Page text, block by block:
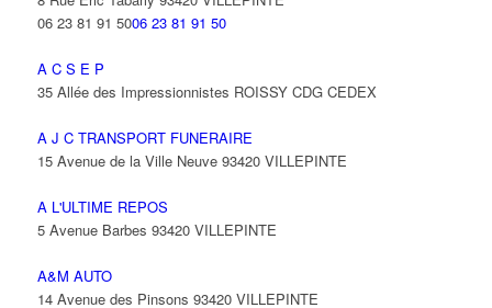
06 23 81 91 5006 23 81 91 50
A C S E P
35 Allée des Impressionnistes ROISSY CDG CEDEX
A J C TRANSPORT FUNERAIRE
15 Avenue de la Ville Neuve 93420 VILLEPINTE
A L'ULTIME REPOS
5 Avenue Barbes 93420 VILLEPINTE
A&M AUTO
14 Avenue des Pinsons 93420 VILLEPINTE